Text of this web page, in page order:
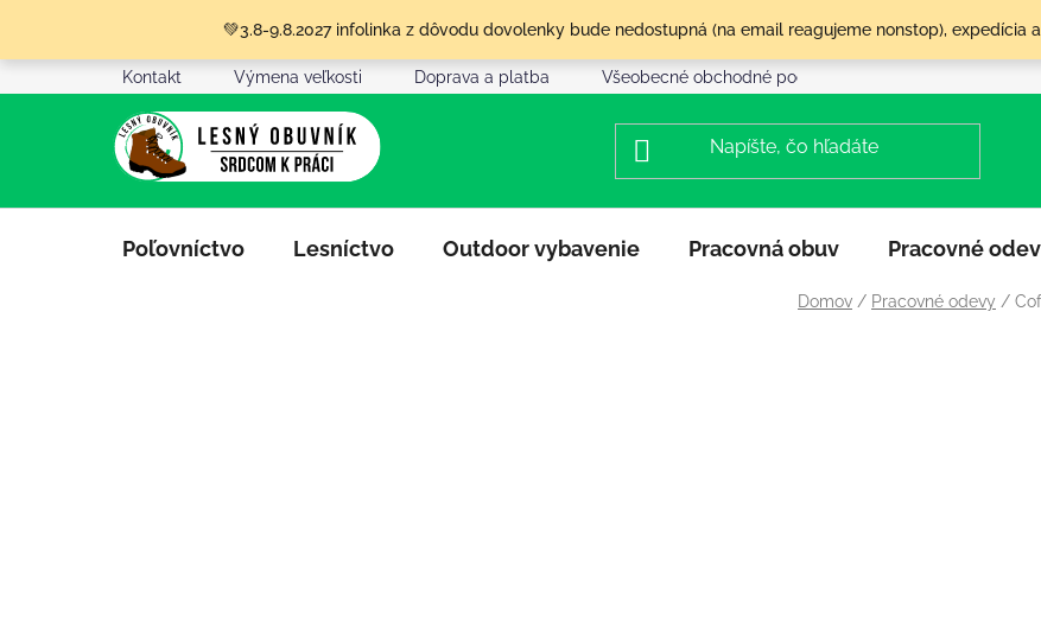
obsah
💚3.8-9.8.2027 infolinka z dôvodu dovolenky bude nedostupná (na email reagujeme nonstop), expedícia
Kontakt Výmena veľkosti Doprava a platba Všeobecné obchodné podmienky
Poľovníctvo Lesníctvo Outdoor vybavenie Pracovná obuv Pracovné
Domov / Pracovné odevy /